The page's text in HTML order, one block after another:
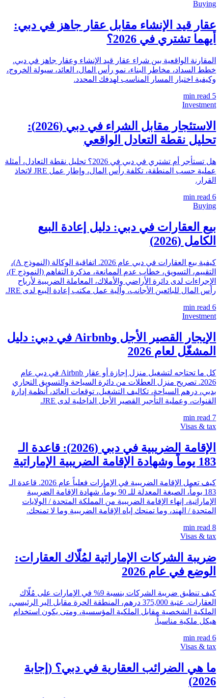
Buying
عقار قيد الإنشاء مقابل عقار جاهز في دبي:
أيهما تشتري في 2026؟
المقارنة الواقعية بين شراء عقار قيد الإنشاء وعقار جاهز في دبي.
خطط السداد، مخاطر البناء، نمو رأس المال، العائد، سيولة الخروج،
وكيفية اختيار المسار المناسب لهدفك المحدد.
5
Investment
الاستئجار مقابل الشراء في دبي (2026):
تحليل نقطة التعادل الواقعي
هل تستأجر أم تشتري في دبي في 2026؟ تحليل نقطة التعادل، أمثلة
عملية حسب المنطقة، تكلفة رأس المال، وإطار عمل JRE لاتخاذ
القرار.
6
Buying
بيع العقارات في دبي: دليل إعادة البيع
الكامل (2026)
كيفية بيع العقارات في دبي عام 2026. اتفاقية الوكالة (النموذج A)،
التقييم، التسويق، خطاب عدم الممانعة، مذكرة التفاهم (النموذج F)،
الإجراءات لدى دائرة الأراضي والأملاك، المعاملة الضريبية لأرباح
رأس المال للبائعين الأجانب، وآلية عمل مكتب إعادة البيع لدى JRE.
6
Investment
الإيجار القصير الأجل وAirbnb في دبي: دليل
المشغّل لعام 2026
كل ما تحتاجه لتشغيل منزل إجازة أو عقار Airbnb في دبي عام
2026. تصريح منزل العطلات من دائرة السياحة والتسويق التجاري
بدبي، درهم السياحة، تكاليف التشغيل، توقعات العائد، أنظمة إدارة
القنوات، وعملية التأجير القصير الأجل الداخلية لدى JRE.
7
Visas & tax
الإقامة الضريبية في دبي (2026): قاعدة الـ
183 يوماً وشهادة الإقامة الضريبية الإماراتية
كيف تعمل الإقامة الضريبية في الإمارات فعلياً عام 2026. قاعدة الـ
183 يوماً، الصيغة المعدلة للـ 90 يوماً، شهادة الإقامة الضريبية
الإماراتية، إنهاء الإقامة الضريبية من المملكة المتحدة / الولايات
المتحدة / الهند، وما تمنحك إياه الإقامة الضريبية وما لا تمنحك.
8
Visas & tax
ضريبة الشركات الإماراتية لمُلّاك العقارات:
الوضع في عام 2026
كيف تنطبق ضريبة الشركات بنسبة 9% في الإمارات على مُلّاك
العقارات. عتبة 375,000 درهم، المنطقة الحرة مقابل البر الرئيسي،
الملكية الشخصية مقابل الملكية المؤسسية، ومتى يكون استخدام
هيكل ملكية مناسباً.
6
Visas & tax
ما هي الضرائب العقارية في دبي؟ (إجابة
2026)